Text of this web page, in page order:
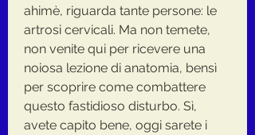
ahimè, riguarda tante persone: le
artrosi cervicali. Ma non temete,
non venite qui per ricevere una
noiosa lezione di anatomia, bensì
per scoprire come combattere
questo fastidioso disturbo. Sì,
avete capito bene, oggi sarete i